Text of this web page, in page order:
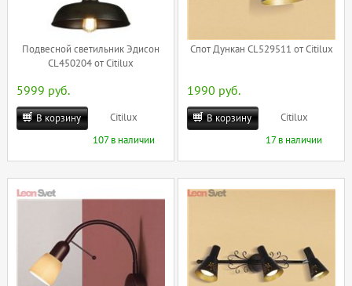
Подвесной светильник Эдисон
CL450204 от Citilux
5999 руб.
В корзину
Citilux
107 в наличии
Спот Дункан CL529511 от Citilux
1990 руб.
В корзину
Citilux
17 в наличии